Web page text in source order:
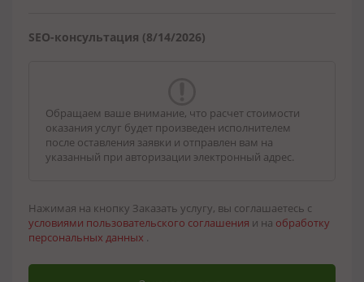
SEO-консультация (8/14/2026)
Обращаем ваше внимание, что расчет стоимости
оказания услуг будет произведен исполнителем
после оставления заявки и отправлен вам на
указанный при авторизации электронный адрес.
Нажимая на кнопку Заказать услугу, вы соглашаетесь с
условиями пользовательского соглашения и на обработку
персональных данных .